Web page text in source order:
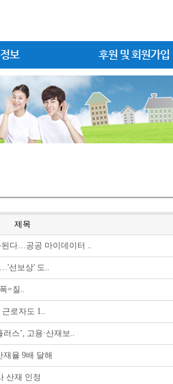
보 후원 및 회원가입
제목
다…공공 마이데이터 ..
선보상' 도..
=질..
로자도 1..
스’, 고용·산재보..
율 9배 달해
산재 인정